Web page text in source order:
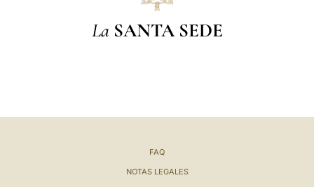
La SANTA SEDE
FAQ
NOTAS LEGALES